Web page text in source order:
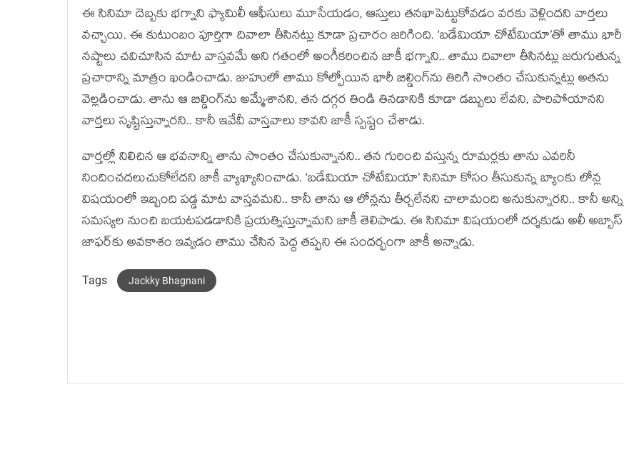
ఈ సినిమా దెబ్బకు భగ్నాని ఫ్యామిలీ ఆఫీసులు మూసేయడం, ఆస్తులు తనఖాపెట్టుకోవడం వరకు వెళ్లిందని వార్తలు
వచ్చాయి. ఈ కుటుంబం పూర్తిగా దివాలా తీసినట్లు కూడా ప్రచారం జరిగింది. ‘బడేమియా చోటేమియా’తో తాము భారీ
నష్టాలు చవిచూసిన మాట వాస్తవమే అని గతంలో అంగీకరించిన జాకీ భగ్నాని.. తాము దివాలా తీసినట్లు జరుగుతున్న
ప్రచారాన్ని మాత్రం ఖండించాడు. జుహులో తాము కోల్పోయిన భారీ బిల్డింగ్‌ను తిరిగి సొంతం చేసుకున్నట్లు అతను
వెల్లడించాడు. తాను ఆ బిల్డింగ్‌ను అమ్మేశానని, తన దగ్గర తిండి తినడానికి కూడా డబ్బులు లేవని, పారిపోయానని
వార్తలు సృష్టిస్తున్నారని.. కానీ ఇవేవీ వాస్తవాలు కావని జాకీ స్పష్టం చేశాడు.
వార్తల్లో నిలిచిన ఆ భవనాన్ని తాను సొంతం చేసుకున్నానని.. తన గురించి వస్తున్న రూమర్లకు తాను ఎవరినీ
నిందించదలుచుకోలేదని జాకీ వ్యాఖ్యానించాడు. ‘బడేమియా చోటేమియా’ సినిమా కోసం తీసుకున్న బ్యాంకు లోన్ల
విషయంలో ఇబ్బంది పడ్డ మాట వాస్తవమని.. కానీ తాను ఆ లోన్లను తీర్చలేనని చాలామంది అనుకున్నారని.. కానీ అన్ని
సమస్యల నుంచి బయటపడడానికి ప్రయత్నిస్తున్నామని జాకీ తెలిపాడు. ఈ సినిమా విషయంలో దర్శకుడు అలీ అబ్బాస్
జాఫర్‌కు అవకాశం ఇవ్వడం తాము చేసిన పెద్ద తప్పని ఈ సందర్భంగా జాకీ అన్నాడు.
Tags Jackky Bhagnani